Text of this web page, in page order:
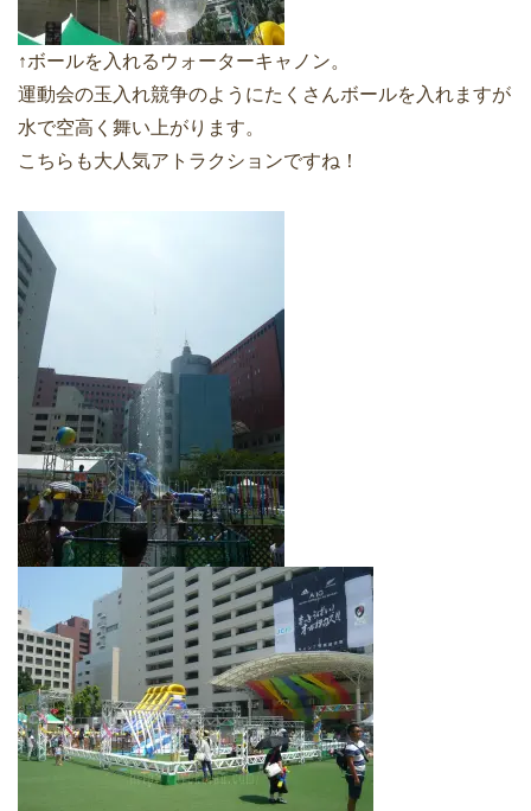
↑ボールを入れるウォーターキャノン。
運動会の玉入れ競争のようにたくさんボールを入れますが
水で空高く舞い上がります。
こちらも大人気アトラクションですね！